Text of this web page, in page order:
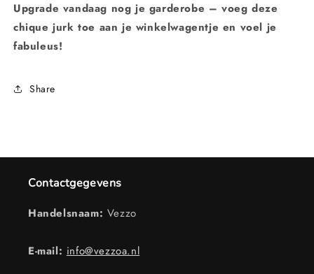
Upgrade vandaag nog je garderobe – voeg deze
chique jurk toe aan je winkelwagentje en voel je
fabuleus!
Share
Contactgegevens
Handelsnaam: Vezzo
E-mail: info@vezzoa.nl